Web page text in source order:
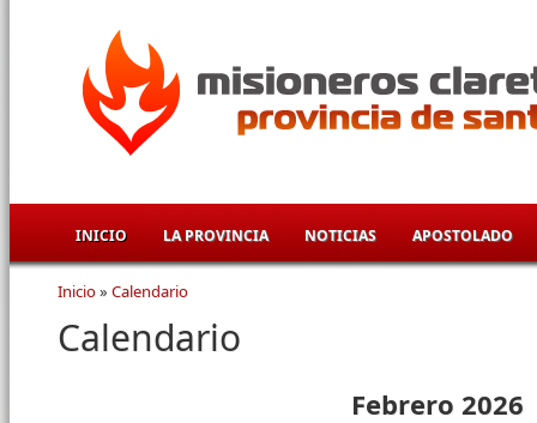
INICIO LA PROVINCIA NOTICIAS APOSTOLADO
Se encuentra usted aquí
Inicio» Calendario
Calendario
Febrero 2026